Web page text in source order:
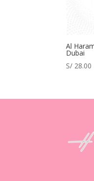
Al
Dubai
S/ 28.00